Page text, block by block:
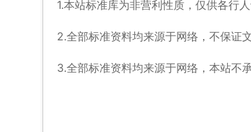
1.本站标准库为非营利性质，仅供各行
2.全部标准资料均来源于网络，不保证
3.全部标准资料均来源于网络，本站不